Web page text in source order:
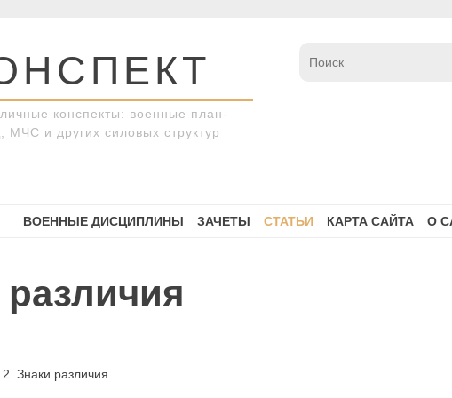
конспекты: военные план-
МЧС и других силовых структур
ВОЕННЫЕ ДИСЦИПЛИНЫ ЗАЧЕТЫ СТАТЬИ КАРТА САЙТА О
Знаки различия